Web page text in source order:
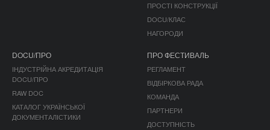
ПРОСТІ КОНСТРУКЦІЇ
DOCU/КЛАС
НАГОРОДИ
DOCU/ПРО
ІНДУСТРІЙНА АКРЕДИТАЦІЯ
DOCU/ПРО
RAW DOC
КАТАЛОГ УКРАЇНСЬКОЇ
ДОКУМЕНТАЛІСТИКИ
ПРО ФЕСТИВАЛЬ
РЕГЛАМЕНТ
ВІДБІРКОВА РАДА
КОМАНДА
ПАРТНЕРИ
ДОСТУПНІСТЬ